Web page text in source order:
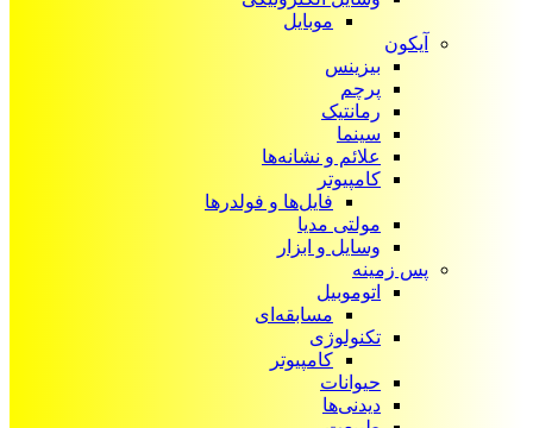
موبایل
آیکون‌
بیزینس
پرچم
رمانتیک
سینما
علائم و نشانه‌ها
کامپیوتر
فایل‌ها و فولدرها
مولتی مدیا
وسایل و ابزار
پس زمینه
اتوموبیل
مسابقه‌ای
تکنولوژی
کامپیوتر
حیوانات
دیدنی‌ها